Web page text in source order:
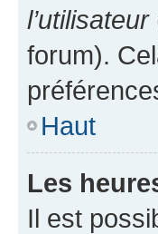
l’utilisateur
forum).
Haut
Les
Il est